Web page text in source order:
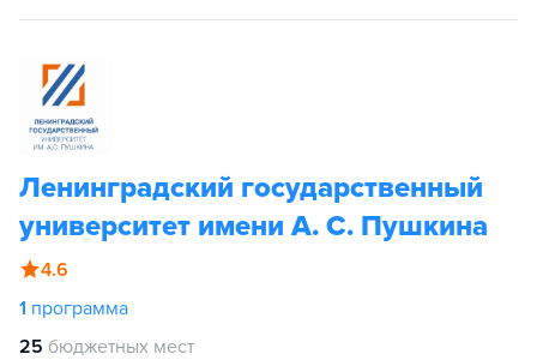
Ленинградский государственный
университет имени А. С. Пушкина
4.6
1 программа
25 бюджетных мест